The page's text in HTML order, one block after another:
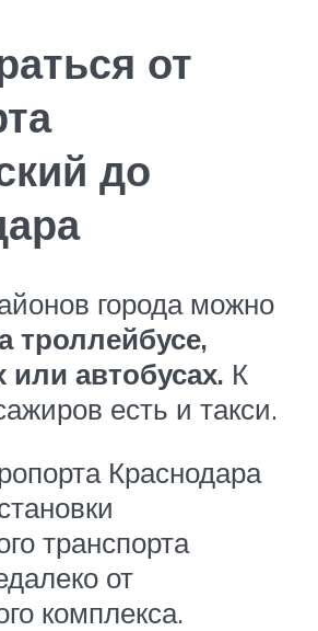
от
до
города можно
троллейбусе,
автобусах. К
есть и такси.
Краснодара
транспорта
от
комплекса.